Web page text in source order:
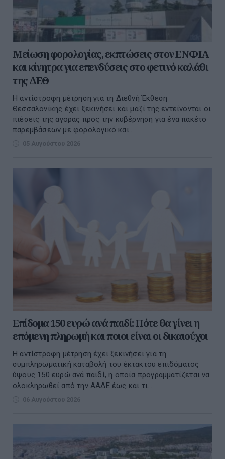
Μείωση φορολογίας, εκπτώσεις στον ΕΝΦΙΑ
και κίνητρα για επενδύσεις στο φετινό καλάθι
της ΔΕΘ
Η αντίστροφη μέτρηση για τη Διεθνή Έκθεση
Θεσσαλονίκης έχει ξεκινήσει και μαζί της εντείνονται οι
πιέσεις της αγοράς προς την κυβέρνηση για ένα πακέτο
παρεμβάσεων με φορολογικό και...
05 Αυγούστου 2026
Επίδομα 150 ευρώ ανά παιδί: Πότε θα γίνει η
επόμενη πληρωμή και ποιοι είναι οι δικαιούχοι
Η αντίστροφη μέτρηση έχει ξεκινήσει για τη
συμπληρωματική καταβολή του έκτακτου επιδόματος
ύψους 150 ευρώ ανά παιδί, η οποία προγραμματίζεται να
ολοκληρωθεί από την ΑΑΔΕ έως και τι...
06 Αυγούστου 2026